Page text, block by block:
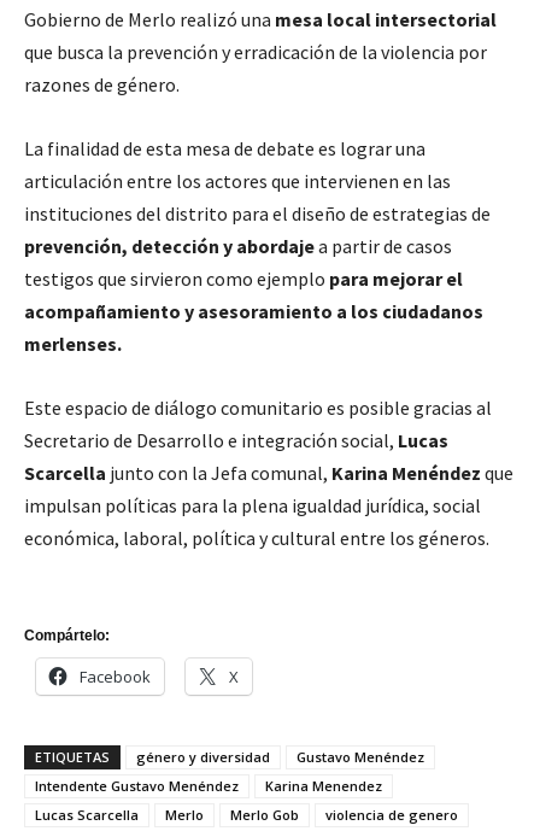
Gobierno de Merlo realizó una mesa local intersectorial
que busca la prevención y erradicación de la violencia por
razones de género.
La finalidad de esta mesa de debate es lograr una
articulación entre los actores que intervienen en las
instituciones del distrito para el diseño de estrategias de
prevención, detección y abordajea partir de casos
testigos que sirvieron como ejemplo para mejorar el
acompañamiento y asesoramiento a los ciudadanos
merlenses.
Este espacio de diálogo comunitario es posible gracias al
Secretario de Desarrollo e integración social, Lucas
Scarcella junto con la Jefa comunal, Karina Menéndez que
impulsan políticas para la plena igualdad jurídica, social
económica, laboral, política y cultural entre los géneros.
Compártelo:
Facebook X
ETIQUETAS género y diversidad
Gustavo Menéndez
Intendente Gustavo Menéndez
Karina Menendez
Lucas Scarcella
Merlo Merlo Gob violencia de genero